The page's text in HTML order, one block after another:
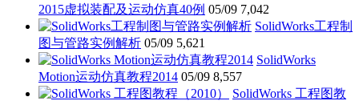
2015虚拟装配及运动仿真40例 05/09 7,042
SolidWorks工程制
图与管路实例解析 05/09 5,621
SolidWorks
Motion运动仿真教程2014 05/09 8,557
SolidWorks 工程图教